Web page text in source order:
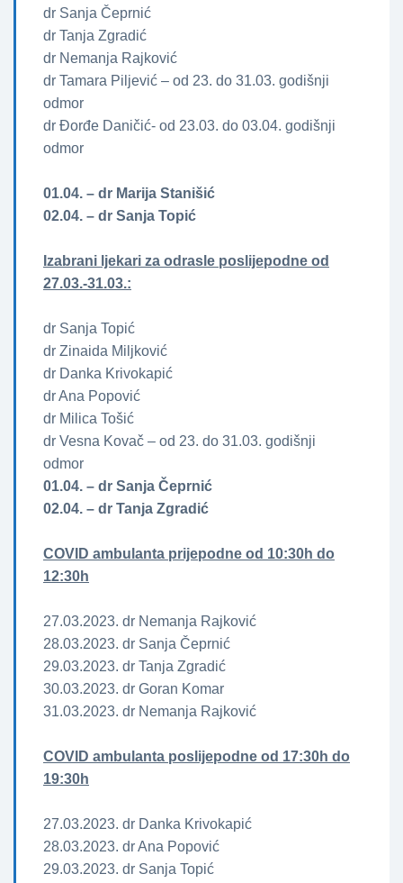
dr Sanja Čeprnić
dr Tanja Zgradić
dr Nemanja Rajković
dr Tamara Piljević – od 23. do 31.03. godišnji
odmor
dr Đorđe Daničić- od 23.03. do 03.04. godišnji
odmor
01.04. – dr Marija Stanišić
02.04. – dr Sanja Topić
Izabrani ljekari za odrasle poslijepodne od
27.03.-31.03.:
dr Sanja Topić
dr Zinaida Miljković
dr Danka Krivokapić
dr Ana Popović
dr Milica Tošić
dr Vesna Kovač – od 23. do 31.03. godišnji
odmor
01.04. – dr Sanja Čeprnić
02.04. – dr Tanja Zgradić
COVID ambulanta prijepodne od 10:30h do
12:30h
27.03.2023. dr Nemanja Rajković
28.03.2023. dr Sanja Čeprnić
29.03.2023. dr Tanja Zgradić
30.03.2023. dr Goran Komar
31.03.2023. dr Nemanja Rajković
COVID ambulanta poslijepodne od 17:30h do
19:30h
27.03.2023. dr Danka Krivokapić
28.03.2023. dr Ana Popović
29.03.2023. dr Sanja Topić